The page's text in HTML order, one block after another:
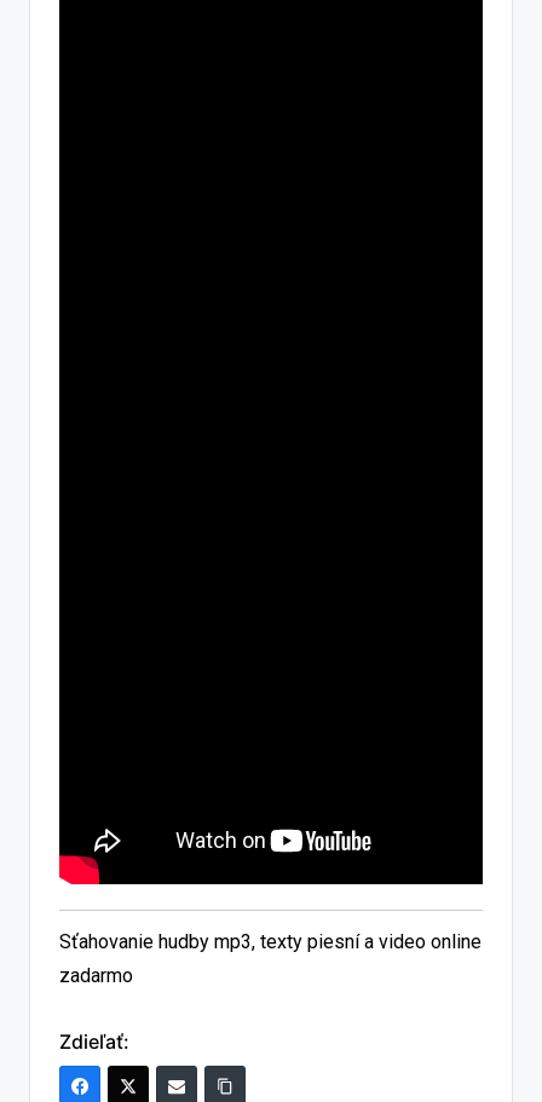
Sťahovanie hudby mp3, texty piesní a video online
zadarmo
Zdieľať: